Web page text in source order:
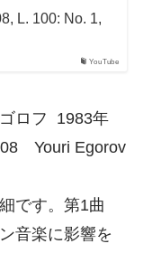
YouTube
L. 100: No. 1,
ロフ 1983年
Youri Egorov
です。第1曲
音楽に影響を